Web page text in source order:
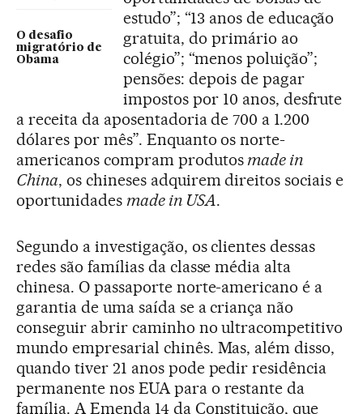
O desafio
migratório de
Obama
estudo”; “13 anos de educação
gratuita, do primário ao
colégio”; “menos poluição”;
pensões: depois de pagar
impostos por 10 anos, desfrute
a receita da aposentadoria de 700 a 1.200
dólares por mês”. Enquanto os norte-
americanos compram produtosmade in
China, os chineses adquirem direitos sociais e
oportunidades made in USA.
Segundo a investigação, os clientes dessas
redes são famílias da classe média alta
chinesa. O passaporte norte-americano é a
garantia de uma saída se a criança não
conseguir abrir caminho no ultracompetitivo
mundo empresarial chinês. Mas, além disso,
quando tiver 21 anos pode pedir residência
permanente nos EUA para o restante da
família. A Emenda 14 da Constituição, que